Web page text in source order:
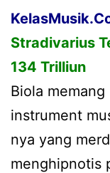
KelasMusik
Stradivarius
134 Trilliun
Biola
instrument
nya yang
menghipnotis